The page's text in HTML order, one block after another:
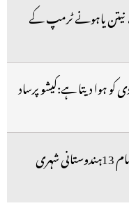
نیتن یاہونے ٹرمپ کے
ہوا دیتا ہے:کیشو پرساد
تجارتی جہاز پر حملے کی مذمت، تمام 13ہندوستانی شہری